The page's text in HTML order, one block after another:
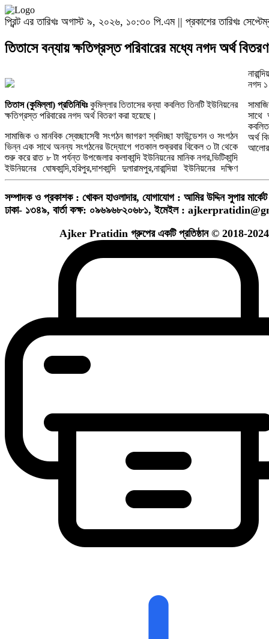
প্রিন্ট এর তারিখঃ অগাস্ট ৯, ২০২৬, ১০:৩০ পি.এম || প্রকাশের তারিখঃ
তিতাসে বন্যায় ক্ষতিগ্রস্ত পরিবারের মধ্যে নগদ অর্থ বিতরণ
তিতাস (কুমিল্লা) প্রতিনিধিঃকুমিল্লার তিতাসের বন্যা কবলিত তিনটি ইউনিয়নের
ক্ষতিগ্রস্ত পরিবারের নগদ অর্থ বিতরণ করা হয়েছে।
সামাজিক ও মানবিক স্বেচ্ছাসেবী সংগঠন জাগরণ স্বদিচ্ছা ফাউন্ডেশন ও সংগঠন
ভিন্ন এক সাথে অনন্য সংগঠনের উদ্যোগে গতকাল শুক্রবার বিকেল ৩ টা থেকে
শুরু করে রাত ৮ টা পর্যন্ত উপজেলার কলাকান্দি ইউনিয়নের মানিক নগর,ভিটিকান্দি
ইউনিয়নের ঘোষকান্দি,হরিপুর,দাশকান্দি দুলারামপুর,নারান্দিয়া ইউনিয়নের দক্ষিণ
নগদ ১
সাথে
অর্থ
আলোর
সম্পাদক ও প্রকাশক : খোকন হাওলাদার, যোগাযোগ : আমির উদ্দিন সুপার
ঢাকা- ১৩৪৯, বার্তা কক্ষ: ০৯৬৯৬৮২০৬৮১, ইমেইল :
Ajker Pratidin গ্রুপের একটি প্রতিষ্ঠান © 2018-